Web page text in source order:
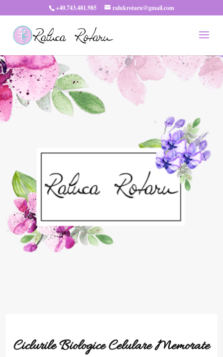
+40.743.481.985 ralukrotaru@gmail.com
Ciclurile Biologice Celulare Memorate